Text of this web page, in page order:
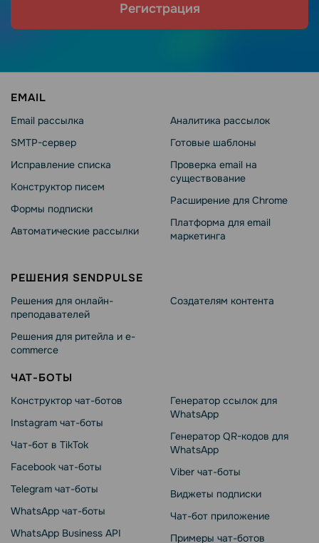
Регистрация
EMAIL
Email рассылка
SMTP-сервер
Исправление списка
Конструктор писем
Формы подписки
Автоматические рассылки
Аналитика рассылок
Готовые шаблоны
Проверка email на
существование
Расширение для Chrome
Платформа для email
маркетинга
РЕШЕНИЯ SENDPULSE
Решения для онлайн-
преподавателей
Решения для ритейла и e-
commerce
Создателям контента
ЧАТ-БОТЫ
Конструктор чат-ботов
Instagram чат-боты
Чат-бот в TikTok
Facebook чат-боты
Telegram чат-боты
WhatsApp чат-боты
WhatsApp Business API
Генератор ссылок для
WhatsApp
Генератор QR-кодов для
WhatsApp
Viber чат-боты
Виджеты подписки
Чат-бот приложение
Примеры чат-ботов